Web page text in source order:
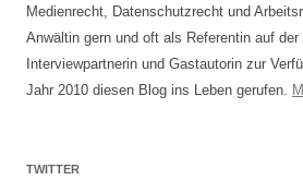
Medienrecht, Datenschutzrecht und
Anwältin gern und oft als Referentin auf
Interviewpartnerin und Gastautorin zur
Jahr 2010 diesen Blog ins Leben gerufen.
TWITTER